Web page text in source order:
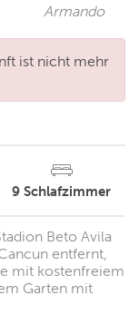
Armando
ist nicht mehr
9 Schlafzimmer
Beto Avila
entfernt,
mit kostenfreiem
Garten mit